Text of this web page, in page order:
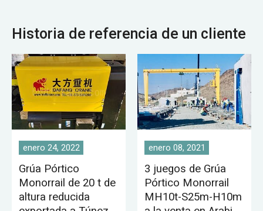
Historia de referencia de un cliente
enero 24, 2022
Grúa Pórtico
Monorrail de 20 t de
altura reducida
enero 08, 2021
3 juegos de Grúa
Pórtico Monorrail
MH10t-S25m-H10m